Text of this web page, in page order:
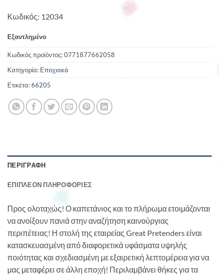
Κωδικός: 12034
Εξαντλημένο
Κωδικός προϊόντος:0771877662058
Κατηγορία: Εποχιακά
Ετικέτα:66205
ΠΕΡΙΓΡΑΦΉ
ΕΠΙΠΛΈΟΝ ΠΛΗΡΟΦΟΡΊΕΣ
Προς ολοταχώς! Ο καπετάνιος και το πλήρωμα ετοιμάζονται
να ανοίξουν πανιά στην αναζήτηση καινούργιας
περιπέτειας! Η στολή της εταιρείας Great Pretenders είναι
κατασκευασμένη από διαφορετικά υφάσματα υψηλής
ποιότητας και σχεδιασμένη με εξαιρετική λεπτομέρεια για να
μας μεταφέρει σε άλλη εποχή! Περιλαμβάνει θήκες για τα